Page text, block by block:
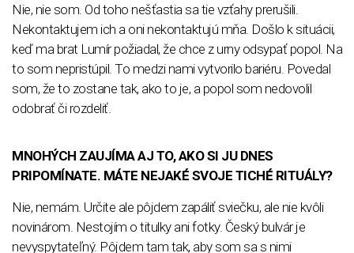
Nie, nie som. Od toho nešťastia sa tie vzťahy prerušili.
Nekontaktujem ich a oni nekontaktujú mňa. Došlo k situácii,
keď ma brat Lumír požiadal, že chce z urny odsypať popol. Na
to som nepristúpil. To medzi nami vytvorilo bariéru. Povedal
som, že to zostane tak, ako to je, a popol som nedovolil
odobrať či rozdeliť.
MNOHÝCH ZAUJÍMA AJ TO, AKO SI JU DNES
PRIPOMÍNATE. MÁTE NEJAKÉ SVOJE TICHÉ RITUÁLY?
Nie, nemám. Určite ale pôjdem zapáliť sviečku, ale nie kvôli
novinárom. Nestojím o titulky ani fotky. Český bulvár je
nevyspytateľný. Pôjdem tam tak, aby som sa s nimi